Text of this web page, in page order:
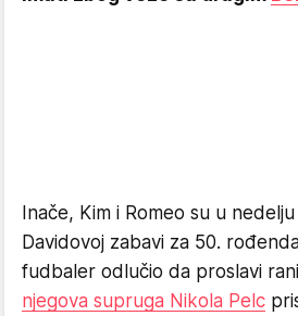
Inače, Kim i Romeo su u
Davidovoj zabavi za 50.
fudbaler odlučio da proslavi
njegova supruga Nikola Pelc